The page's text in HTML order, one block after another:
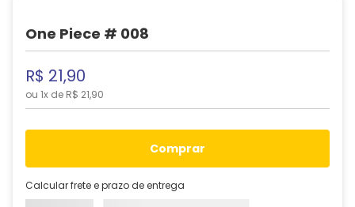
One Piece # 008
R$ 21,90
ou 1x de R$ 21,90
comprar
Calcular frete e prazo de entrega